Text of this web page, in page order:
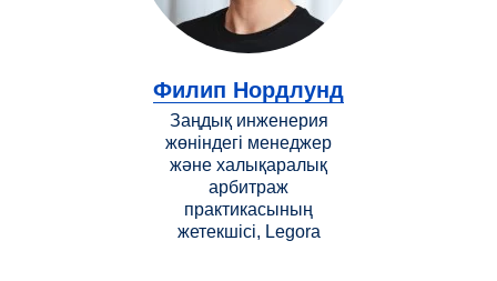
Филип Нордлунд
Заңдық инженерия
жөніндегі менеджер
және халықаралық
арбитраж
практикасының
жетекшісі, Legora